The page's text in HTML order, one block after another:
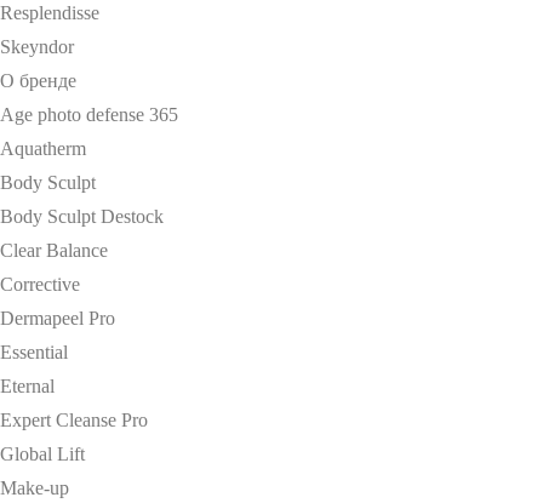
Resplendisse
Skeyndor
О бренде
Age photo defense 365
Aquatherm
Body Sculpt
Body Sculpt Destock
Clear Balance
Corrective
Dermapeel Pro
Essential
Eternal
Expert Cleanse Pro
Global Lift
Make-up